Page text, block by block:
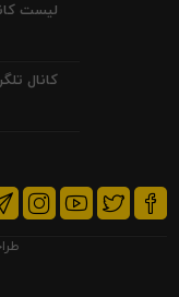
لیست
کانال